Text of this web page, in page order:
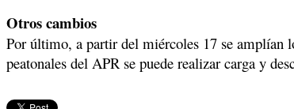
Otros cambios
Por último, a partir del miércoles 17 se amplían
peatonales del APR se puede realizar carga y